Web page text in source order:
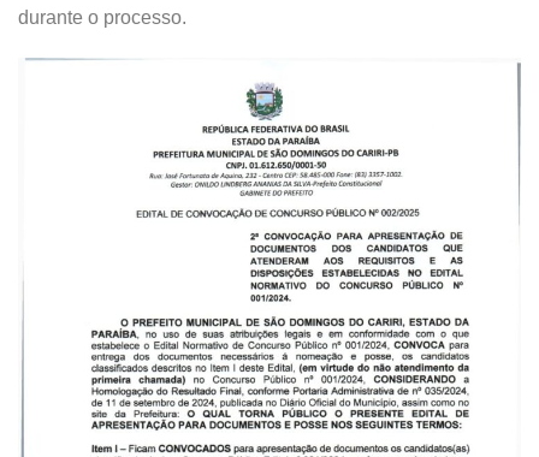
durante o processo.